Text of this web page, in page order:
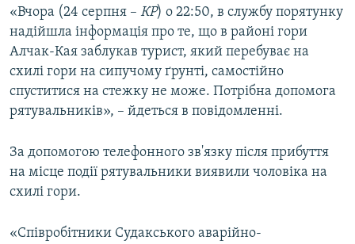
ВІДЕОУРОКИ «ELIFBE»
СВІДЧЕННЯ ОКУПАЦІЇ
УКРАЇНСЬКА ПРОБЛЕМА КРИМУ
ІНФОГРАФІКА
Русский
Qırımtatar
ДОЛУЧАЙСЯ!
Усі сайти RFE/RL
«Вчора (24 серпня – КР) о 22:50, в службу порятунку
надійшла інформація про те, що в районі гори
Алчак-Кая заблукав турист, який перебуває на
схилі гори на сипучому ґрунті, самостійно
спуститися на стежку не може. Потрібна допомога
рятувальників», – йдеться в повідомленні.
За допомогою телефонного зв'язку після прибуття
на місце події рятувальники виявили чоловіка на
схилі гори.
«Співробітники Судакського аварійно-